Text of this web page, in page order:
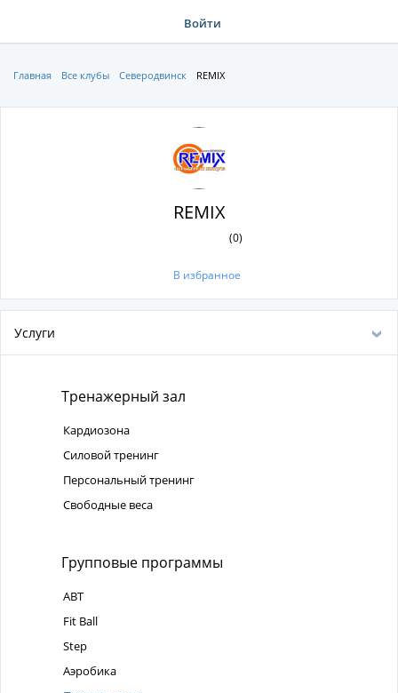
Войти
Главная Все клубы Северодвинск REMIX
REMIX
(0)
В избранное
Услуги
Тренажерный зал
Кардиозона
Силовой тренинг
Персональный тренинг
Свободные веса
Групповые программы
ABT
Fit Ball
Step
Аэробика